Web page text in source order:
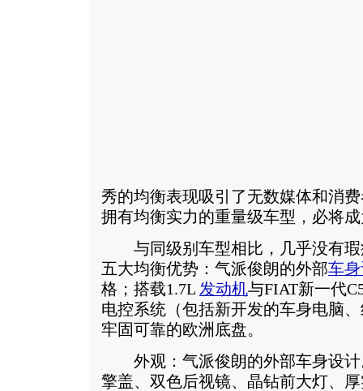
秀的均衡表现吸引了无数媒体和消
拥有均衡实力的重量级车型，必将
与同级别车型相比，几乎没有
五大均衡优势：气派俊朗的外部车
格；搭载1.7L 发动机与FIAT新一代
电控系统（包括新开发的车身电脑
牢固可靠的欧洲底盘。
外观：气派俊朗的外部车身设计
擎盖、双色后视镜、晶钻前大灯、